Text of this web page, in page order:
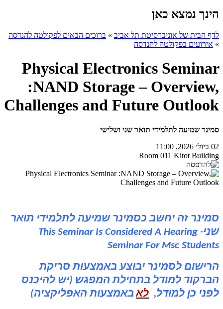
הינך נמצא כאן
לדף הבית של אוניברסיטת תל אביב » ברוכים הבאים לפקולטה להנדסה
» אירועים בפקולטה להנדסה
Physical Electronics Seminar
:NAND Storage – Overview,
Challenges and Future Outlook
סמינר שמיעה לתלמידי תואר שני ושלישי
02 ביולי 2026, 11:00
Room 011 Kitot Building
סמינר זה יחשב כסמינר שמיעה לתלמידי תואר
שני- This Seminar Is Considered A Hearing
Seminar For Msc Students
הרישום לסמינר יבוצע באמצעות סריקת
הברקוד למודל בתחילת המפגש (יש להיכנס
לפני כן למודל, לא באמצעות האפליקציה)